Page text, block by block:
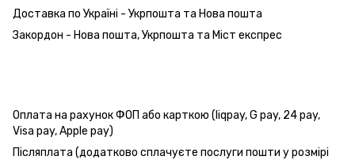
Доставка по Україні - Укрпошта та Нова пошта
Закордон - Нова пошта, Укрпошта та Міст експрес
Оплата на рахунок ФОП або карткою (liqpay, G pay, 24 pay,
Visa pay, Apple pay)
Післяплата (додатково сплачуєте послуги пошти у розмірі